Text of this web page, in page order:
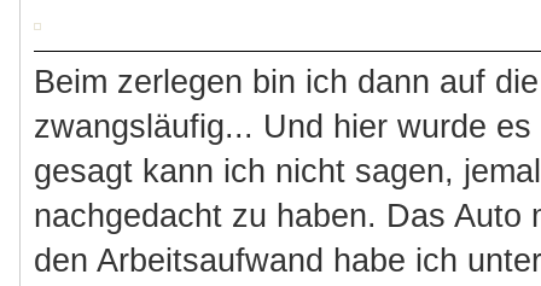
Beim zerlegen bin ich dann auf
zwangsläufig... Und hier wurde
gesagt kann ich nicht sagen,
nachgedacht zu haben. Das Auto
den Arbeitsaufwand habe ich